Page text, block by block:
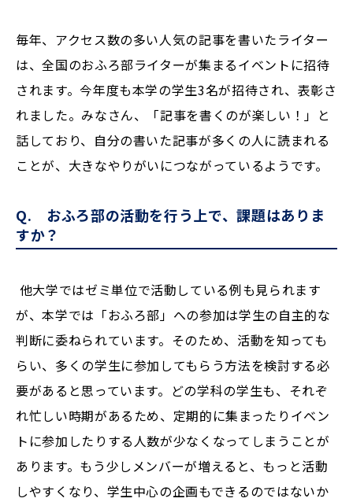
毎年、アクセス数の多い人気の記事を書いたライター
は、全国のおふろ部ライターが集まるイベントに招待
されます。今年度も本学の学生3名が招待され、表彰さ
れました。みなさん、「記事を書くのが楽しい！」と
話しており、自分の書いた記事が多くの人に読まれる
ことが、大きなやりがいにつながっているようです。
Q. おふろ部の活動を行う上で、課題はありま
すか？
他大学ではゼミ単位で活動している例も見られます
が、本学では「おふろ部」への参加は学生の自主的な
判断に委ねられています。そのため、活動を知っても
らい、多くの学生に参加してもらう方法を検討する必
要があると思っています。どの学科の学生も、それぞ
れ忙しい時期があるため、定期的に集まったりイベン
トに参加したりする人数が少なくなってしまうことが
あります。もう少しメンバーが増えると、もっと活動
しやすくなり、学生中心の企画もできるのではないか